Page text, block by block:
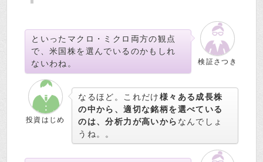
検証さつき
といったマクロ・ミクロ両方の観点
で、米国株を選んでいるのかもしれ
ないわね。
投資はじめ
なるほど。これだけ様々ある成長株
の中から、適切な銘柄を選べている
のは、分析力が高いから なんでしょ
うね。。